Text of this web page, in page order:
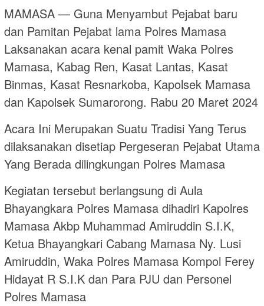
MAMASA — Guna Menyambut Pejabat baru
dan Pamitan Pejabat lama Polres Mamasa
Laksanakan acara kenal pamit Waka Polres
Mamasa, Kabag Ren, Kasat Lantas, Kasat
Binmas, Kasat Resnarkoba, Kapolsek Mamasa
dan Kapolsek Sumarorong. Rabu 20 Maret 2024
Acara Ini Merupakan Suatu Tradisi Yang Terus
dilaksanakan disetiap Pergeseran Pejabat Utama
Yang Berada dilingkungan Polres Mamasa
Kegiatan tersebut berlangsung di Aula
Bhayangkara Polres Mamasa dihadiri Kapolres
Mamasa Akbp Muhammad Amiruddin S.I.K,
Ketua Bhayangkari Cabang Mamasa Ny. Lusi
Amiruddin, Waka Polres Mamasa Kompol Ferey
Hidayat R S.I.K dan Para PJU dan Personel
Polres Mamasa